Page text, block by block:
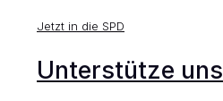
Jetzt in die SPD
Unterstütze uns